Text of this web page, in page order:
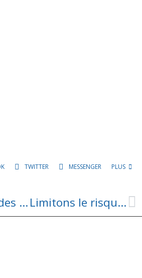
TWITTER MESSENGER PLUS
La caravane des sports revient sur le site de Versailles Limitons le risque d’incendie !